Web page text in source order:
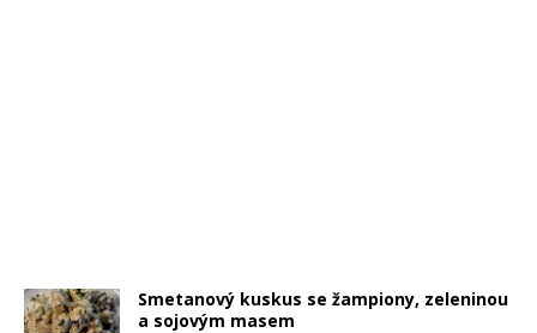
Smetanový kuskus se žampiony, zeleninou
a sojovým masem